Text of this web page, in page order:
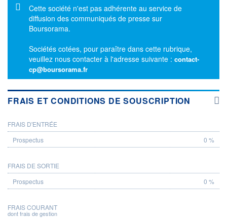
Message d'information
Cette société n'est pas adhérente au service de
diffusion des communiqués de presse sur
Boursorama.
Sociétés cotées, pour paraître dans cette rubrique,
veuillez nous contacter à l'adresse suivante : contact-
cp@boursorama.fr
FRAIS ET CONDITIONS DE SOUSCRIPTION
PROSPECTUS
FRAIS D'ENTRÉE
0 %
FRAIS DE SORTIE
0 %
FRAIS COURANT
dont frais de gestion